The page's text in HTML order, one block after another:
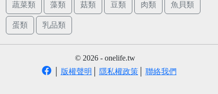
蔬菜類 藻類 菇類 豆類 肉類 魚貝類
蛋類 乳品類
© 2026 - onelife.tw
版權聲明 隱私權政策│ 聯絡我們